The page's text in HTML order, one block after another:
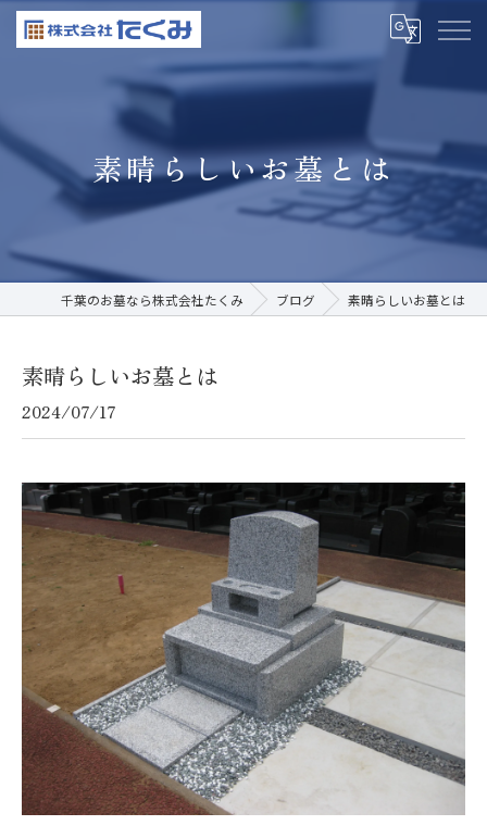
素晴らしいお墓とは
千葉のお墓なら株式会社たくみ ブログ 素晴らしいお墓とは
素晴らしいお墓とは
2024/07/17